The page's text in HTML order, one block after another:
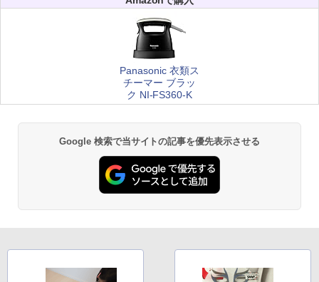
Panasonic 衣類ス
チーマー ブラッ
ク NI-FS360-K
Google 検索で当サイトの記事を優先表示させる